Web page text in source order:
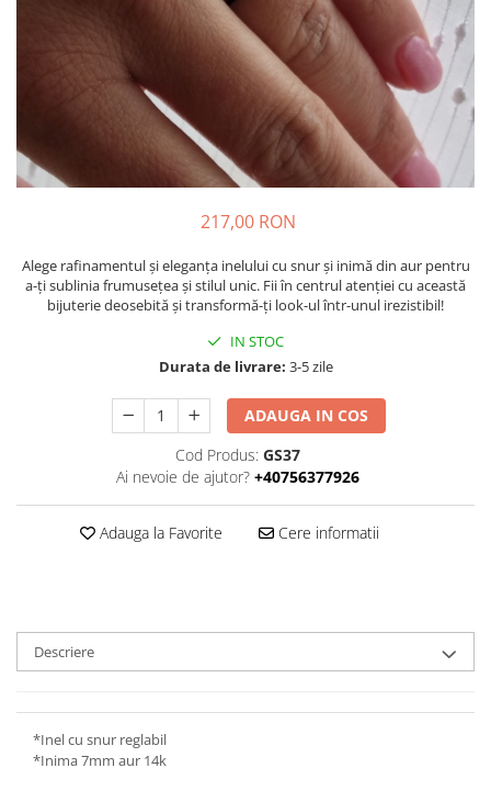
217,00 RON
Alege rafinamentul și eleganța inelului cu snur și inimă din aur pentru
a-ți sublinia frumusețea și stilul unic. Fii în centrul atenției cu această
bijuterie deosebită și transformă-ți look-ul într-unul irezistibil!
IN STOC
Durata de livrare: 3-5 zile
ADAUGA IN COS
Cod Produs: GS37
Ai nevoie de ajutor? +40756377926
Adauga la Favorite Cere informatii
Descriere
*Inel cu snur reglabil
*Inima 7mm aur 14k